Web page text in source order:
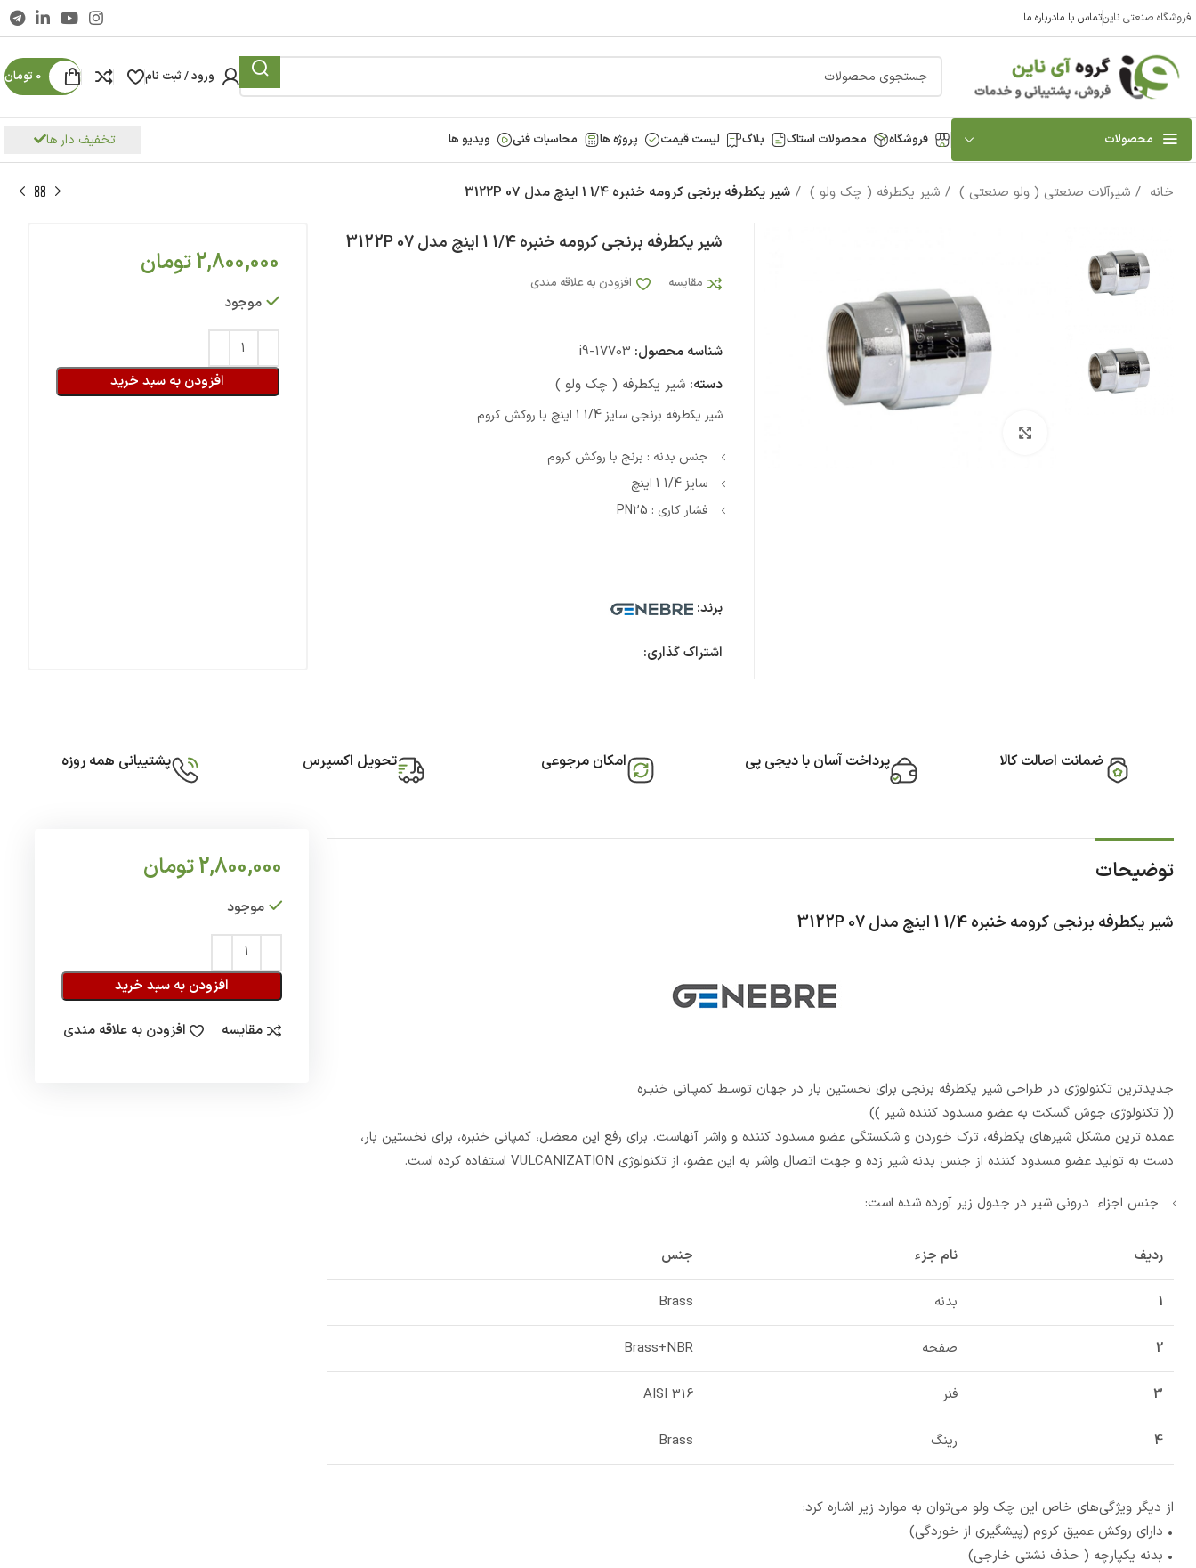
فروشگاه صنعتی ناینتماس با مادرباره ما
ورود / ثبت نام 0 تومان
محصولات فروشگاه محصولات استاک بلاگ لیست قیمت پروژه ها محاسبات فنی ویدیو ها تخفیف دار ها
خانه شیرآلات صنعتی ( ولو صنعتی ) شیر یکطرفه ( چک ولو ) شیر یکطرفه برنجی کرومه خنبره 1/4 1 اینچ مدل 3122P 07
شیر یکطرفه برنجی کرومه خنبره 1/4 1 اینچ مدل 3122P 07
مقایسه افزودن به علاقه مندی
شناسه محصول: i9-17703
دسته: شیر یکطرفه ( چک ولو )
شیر یکطرفه برنجی سایز 1/4 1 اینچ با روکش کروم
جنس بدنه : برنج با روکش کروم
سایز 1/4 1 اینچ
فشار کاری : PN25
برند:
اشتراک گذاری:
2,800,000تومان
موجود
افزودن به سبد خرید
ضمانت اصالت کالا پرداخت آسان با دیجی پی امکان مرجوعی تحویل اکسپرس پشتیبانی همه روزه
توضیحات
شیر یکطرفه برنجی کرومه خنبره 1/4 1 اینچ مدل 3122P 07
جدیدترین تکنولوژی در طراحی شیر یکطرفه برنجی برای نخستین بار در جهان توسـط کمپـانی خنبـره
(( تکنولوژی جوش گسکت به عضو مسدود کننده شیر ))
عمده ترین مشکل شیرهای یکطرفه، ترک خوردن و شکستگی عضو مسدود کننده و واشر آنهاست. برای رفع این معضل، کمپانی خنبره، برای نخستین بار،
دست به تولید عضو مسدود کننده از جنس بدنه شیر زده و جهت اتصال واشر به این عضو، از تکنولوژی VULCANIZATION استفاده کرده است.
جنس اجزاء درونی شیر در جدول زیر آورده شده است:
ردیف نام جزء جنس
1 بدنه Brass
2 صفحه Brass+NBR
3 فنر AISI 316
4 رینگ Brass
از دیگر ویژگی‌های خاص این چک ولو می‌توان به موارد زیر اشاره کرد:
• دارای روکش عمیق کروم (پیشگیری از خوردگی)
• بدنه یکپارچه ( حذف نشتی خارجی)
2,800,000تومان
موجود
افزودن به سبد خرید
مقایسه افزودن به علاقه مندی